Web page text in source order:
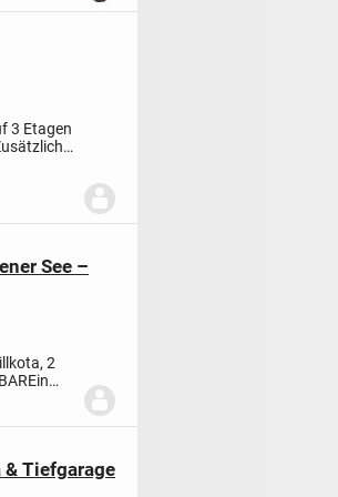
3 Etagen
See –
2
Ein
Tiefgarage